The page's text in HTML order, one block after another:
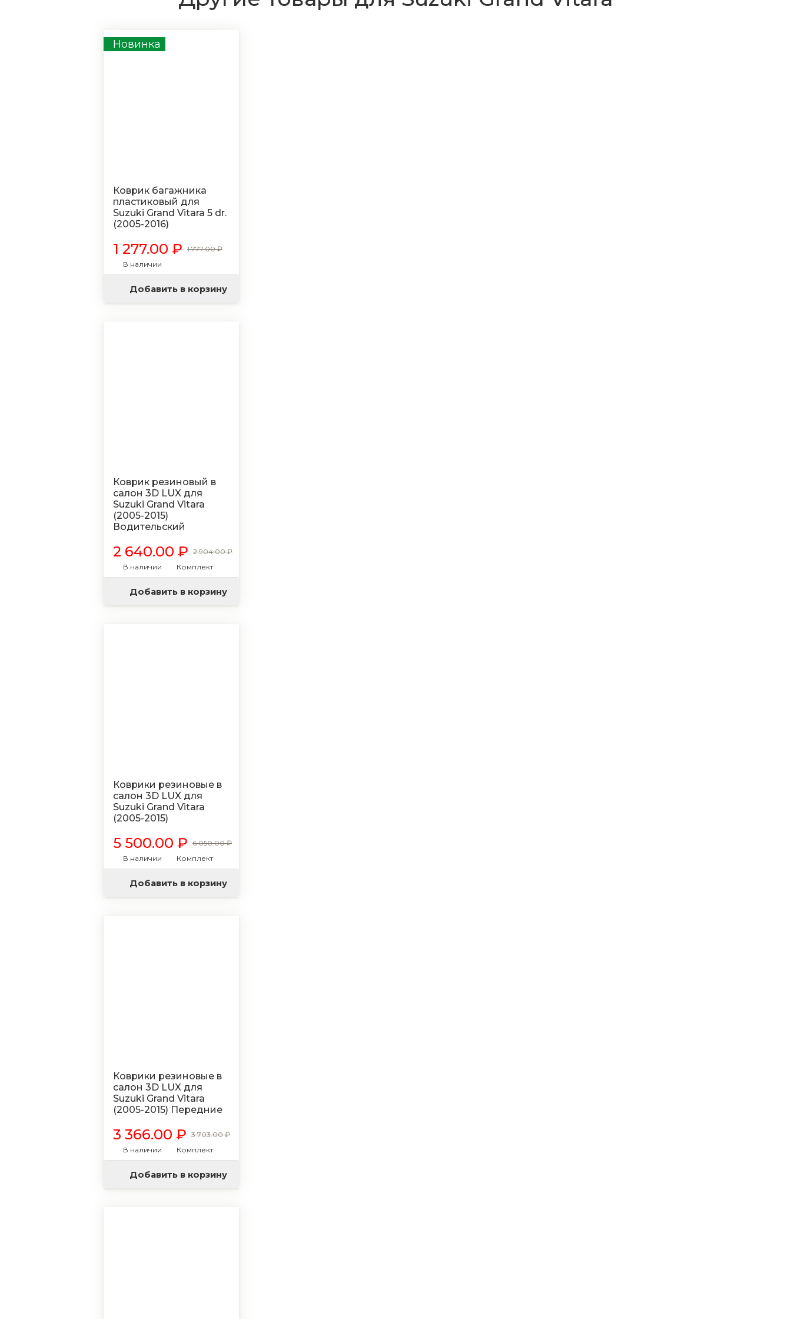
Новинка
Коврик багажника
пластиковый для
Suzuki Grand Vitara 5 dr.
(2005-2016)
1 277.00 ₽ 1 777.00 ₽
В наличии
Добавить в корзину
Коврик резиновый в
салон 3D LUX для
Suzuki Grand Vitara
(2005-2015)
Водительский
2 640.00 ₽ 2 904.00 ₽
В наличии
Комплект
Добавить в корзину
Коврики резиновые в
салон 3D LUX для
Suzuki Grand Vitara
(2005-2015)
5 500.00 ₽ 6 050.00 ₽
В наличии
Комплект
Добавить в корзину
Коврики резиновые в
салон 3D LUX для
Suzuki Grand Vitara
(2005-2015) Передние
3 366.00 ₽ 3 703.00 ₽
В наличии
Комплект
Добавить в корзину